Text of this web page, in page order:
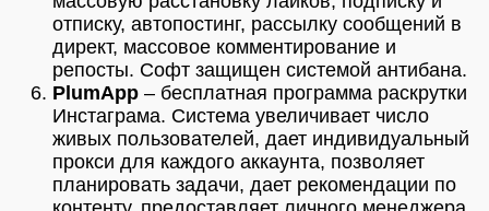
отписку, автопостинг, рассылку сообщений в
директ, массовое комментирование и
репосты. Софт защищен системой антибана.
PlumApp – бесплатная программа раскрутки
Инстаграма. Система увеличивает число
живых пользователей, дает индивидуальный
прокси для каждого аккаунта, позволяет
планировать задачи, дает рекомендации по